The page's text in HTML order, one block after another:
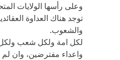
وعلى رأسها الولايات
توجد هناك العداوة
والشعوب.
لكل امة ولكل شعب ولكل
واعداء مفترضين، وان لم